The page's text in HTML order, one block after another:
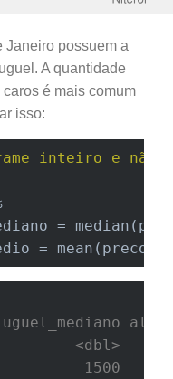
Janeiro possuem a
A quantidade
é mais comum
isso:
inteiro e não
=
= mean(preco,
<dbl>
1500